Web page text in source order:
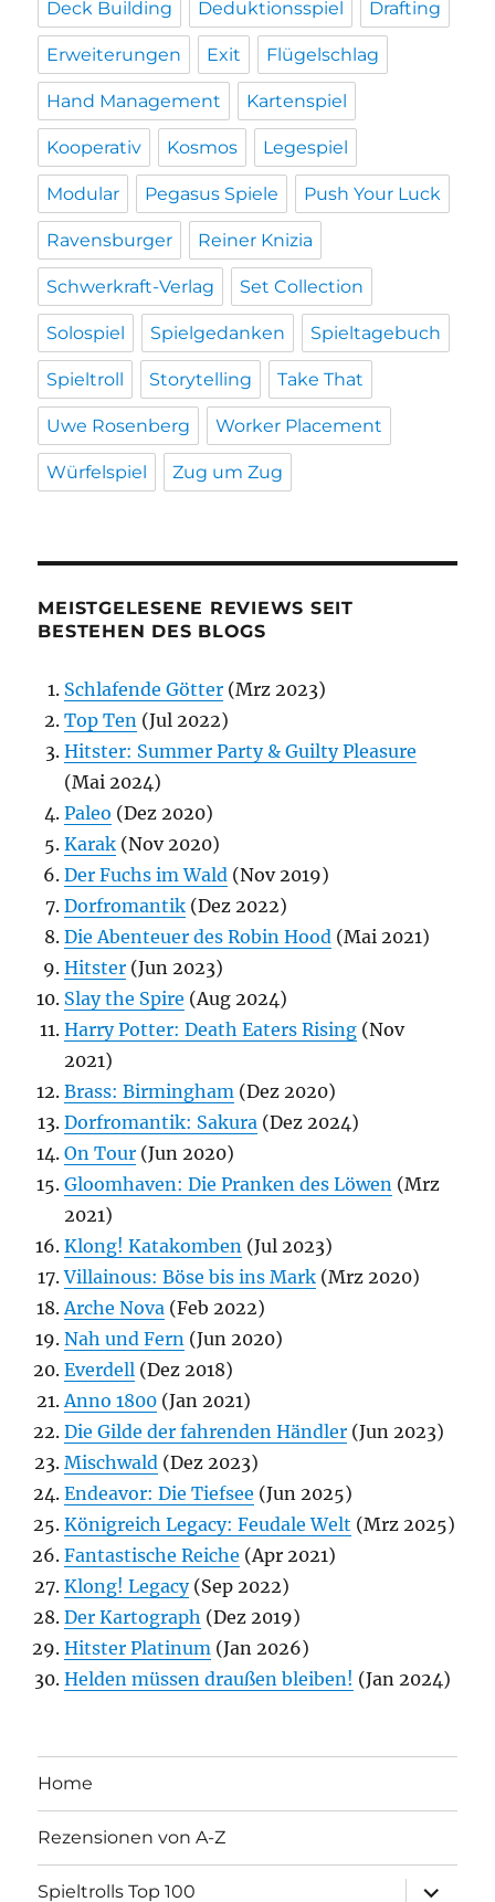
Deck Building Deduktionsspiel Drafting
Erweiterungen Exit Flügelschlag
Hand Management Kartenspiel
Kooperativ Kosmos Legespiel
Modular Pegasus Spiele Push Your Luck
Ravensburger Reiner Knizia
Schwerkraft-Verlag Set Collection
Solospiel Spielgedanken Spieltagebuch
Spieltroll Storytelling Take That
Uwe Rosenberg Worker Placement
Würfelspiel Zug um Zug
MEISTGELESENE REVIEWS SEIT
BESTEHEN DES BLOGS
Schlafende Götter (Mrz 2023)
Top Ten (Jul 2022)
Hitster: Summer Party & Guilty Pleasure
(Mai 2024)
Paleo (Dez 2020)
Karak (Nov 2020)
Der Fuchs im Wald (Nov 2019)
Dorfromantik (Dez 2022)
Die Abenteuer des Robin Hood (Mai 2021)
Hitster (Jun 2023)
Slay the Spire (Aug 2024)
Harry Potter: Death Eaters Rising (Nov
2021)
Brass: Birmingham (Dez 2020)
Dorfromantik: Sakura (Dez 2024)
On Tour (Jun 2020)
Gloomhaven: Die Pranken des Löwen (Mrz
2021)
Klong! Katakomben (Jul 2023)
Villainous: Böse bis ins Mark (Mrz 2020)
Arche Nova (Feb 2022)
Nah und Fern (Jun 2020)
Everdell (Dez 2018)
Anno 1800 (Jan 2021)
Die Gilde der fahrenden Händler (Jun 2023)
Mischwald (Dez 2023)
Endeavor: Die Tiefsee (Jun 2025)
Königreich Legacy: Feudale Welt (Mrz 2025)
Fantastische Reiche (Apr 2021)
Klong! Legacy(Sep 2022)
Der Kartograph (Dez 2019)
Hitster Platinum (Jan 2026)
Helden müssen draußen bleiben! (Jan 2024)
Home
Rezensionen von A-Z
Spieltrolls Top 100